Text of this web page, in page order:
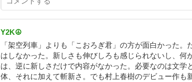
Y2K☮
「架空列車」よりも「こおろぎ君」の方が面白かった。
はしなかった。新しさも伸びしろも感じられないし、何
は、逆に新しさだけで内容がなかった。必要なのは文学
体、それに加えて斬新さ。でも村上春樹のデビュー作も